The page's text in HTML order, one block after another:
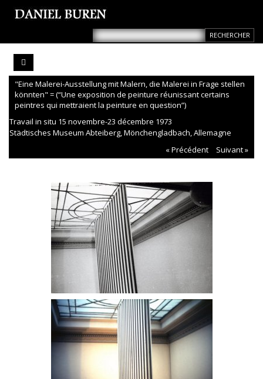
"Eine Malerei-Ausstellung mit Malern, die Malerei in Frage stellen
könnten" = (“Une exposition de peinture réunissant certains
peintres qui mettraient la peinture en question”)
Travail in situ 15 novembre-23 décembre 1973
Städtisches Museum Abteiberg, Mönchengladbach, Allemagne
« Précédent
Suivant »